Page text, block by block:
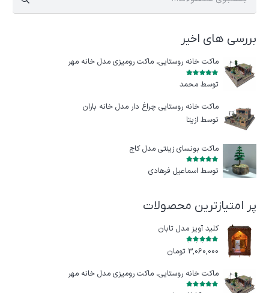
برای:
بررسی های اخیر
ماکت خانه روستایی، ماکت رومیزی مدل خانه مهر
5
توسط محمد
ماکت خانه روستایی چراغ‌ دار مدل خانه باران
توسط ازيتا
ماکت بونسای زینتی مدل کاج
امتیاز 5 از 5
توسط اسماعیل فرهادی
پر امتیازترین محصولات
کلید آویز مدل تابان
امتیاز 5.00 از 5
3,060,000 تومان
ماکت خانه روستایی، ماکت رومیزی مدل خانه مهر
امتیاز 5.00از 5